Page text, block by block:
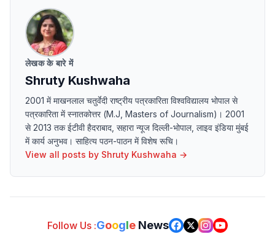
लेखक के बारे में
Shruty Kushwaha
2001 में माखनलाल चतुर्वेदी राष्ट्रीय पत्रकारिता विश्वविद्यालय भोपाल से
पत्रकारिता में स्नातकोत्तर (M.J, Masters of Journalism)। 2001
से 2013 तक ईटीवी हैदराबाद, सहारा न्यूज दिल्ली-भोपाल, लाइव इंडिया मुंबई
में कार्य अनुभव। साहित्य पठन-पाठन में विशेष रूचि।
View all posts by Shruty Kushwaha →
Follow Us :Google News